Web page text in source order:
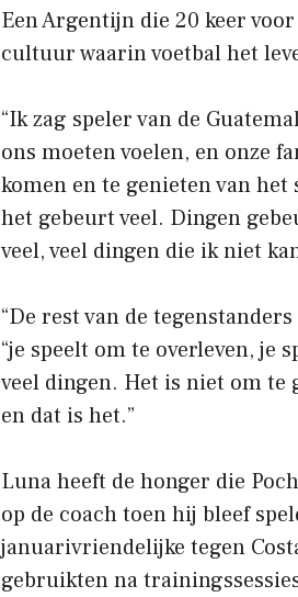
Een Argentijn die 20 keer
cultuur waarin voetbal het
“Ik zag speler van de
ons moeten voelen, en onze
komen en te genieten van het
het gebeurt veel. Dingen
veel, veel dingen die ik niet
“De rest van de
“je speelt om te overleven, je
veel dingen. Het is niet om te
en dat is het.”
Luna heeft de honger die
op de coach toen hij bleef
januarivriendelijke tegen
gebruikten na